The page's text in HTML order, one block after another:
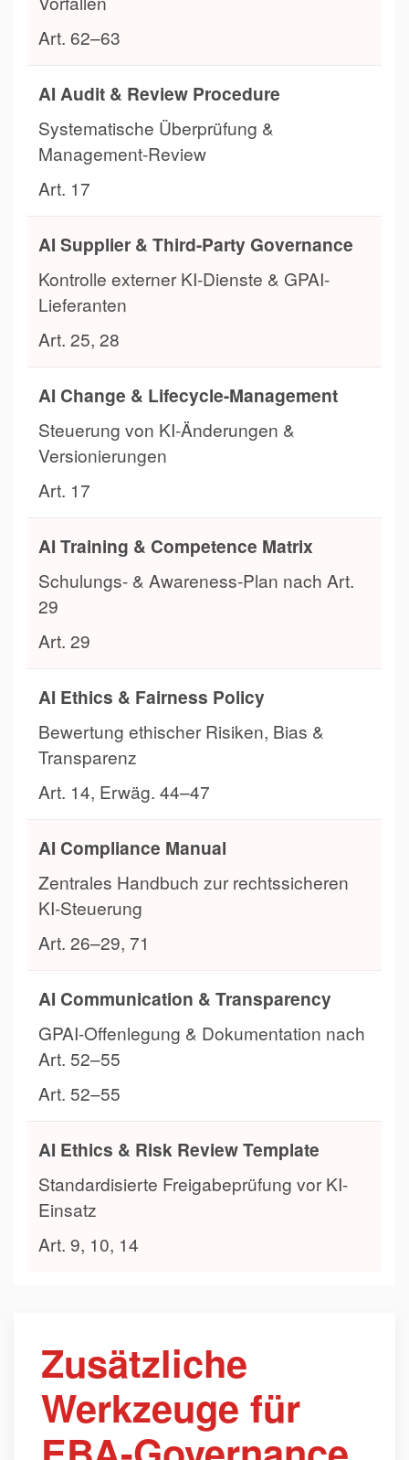
Art. 62–63
AI Audit & Review Procedure
Systematische Überprüfung &
Management-Review
Art. 17
AI Supplier & Third-Party Governance
Kontrolle externer KI-Dienste & GPAI-
Lieferanten
Art. 25, 28
AI Change & Lifecycle-Management
Steuerung von KI-Änderungen &
Versionierungen
Art. 17
AI Training & Competence Matrix
Schulungs- & Awareness-Plan nach Art.
29
Art. 29
AI Ethics & Fairness Policy
Bewertung ethischer Risiken, Bias &
Transparenz
Art. 14, Erwäg. 44–47
AI Compliance Manual
Zentrales Handbuch zur rechtssicheren
KI-Steuerung
Art. 26–29, 71
AI Communication & Transparency
GPAI-Offenlegung & Dokumentation nach
Art. 52–55
Art. 52–55
AI Ethics & Risk Review Template
Standardisierte Freigabeprüfung vor KI-
Einsatz
Art. 9, 10, 14
Zusätzliche
Werkzeuge für